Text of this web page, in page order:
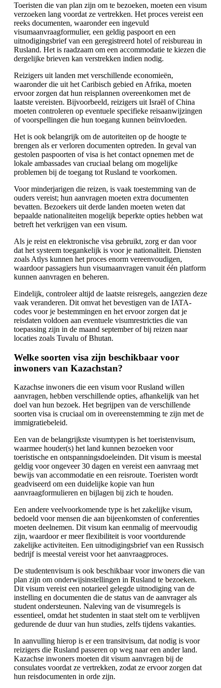
Toeristen die van plan zijn om te bezoeken, moeten een visum
verzoeken lang voordat ze vertrekken. Het proces vereist een
reeks documenten, waaronder een ingevuld
visumaanvraagformulier, een geldig paspoort en een
uitnodigingsbrief van een geregistreerd hotel of reisbureau in
Rusland. Het is raadzaam om een accommodatie te kiezen die
dergelijke brieven kan verstrekken indien nodig.
Reizigers uit landen met verschillende economieën,
waaronder die uit het Caribisch gebied en Afrika, moeten
ervoor zorgen dat hun reisplannen overeenkomen met de
laatste vereisten. Bijvoorbeeld, reizigers uit Israël of China
moeten controleren op eventuele specifieke reisaanwijzingen
of voorspellingen die hun toegang kunnen beïnvloeden.
Het is ook belangrijk om de autoriteiten op de hoogte te
brengen als er verloren documenten optreden. In geval van
gestolen paspoorten of visa is het contact opnemen met de
lokale ambassades van cruciaal belang om mogelijke
problemen bij de toegang tot Rusland te voorkomen.
Voor minderjarigen die reizen, is vaak toestemming van de
ouders vereist; hun aanvragen moeten extra documenten
bevatten. Bezoekers uit derde landen moeten weten dat
bepaalde nationaliteiten mogelijk beperkte opties hebben wat
betreft het verkrijgen van een visum.
Als je reist en elektronische visa gebruikt, zorg er dan voor
dat het systeem toegankelijk is voor je nationaliteit. Diensten
zoals Atlys kunnen het proces enorm vereenvoudigen,
waardoor passagiers hun visumaanvragen vanuit één platform
kunnen aanvragen en beheren.
Eindelijk, controleer altijd de laatste reisregels, aangezien deze
vaak veranderen. Dit omvat het bevestigen van de IATA-
codes voor je bestemmingen en het ervoor zorgen dat je
reisdaten voldoen aan eventuele visumrestricties die van
toepassing zijn in de maand september of bij reizen naar
locaties zoals Tuvalu of Bhutan.
Welke soorten visa zijn beschikbaar voor
inwoners van Kazachstan?
Kazachse inwoners die een visum voor Rusland willen
aanvragen, hebben verschillende opties, afhankelijk van het
doel van hun bezoek. Het begrijpen van de verschillende
soorten visa is cruciaal om in overeenstemming te zijn met de
immigratiebeleid.
Een van de belangrijkste visumtypen is het toeristenvisum,
waarmee houder(s) het land kunnen bezoeken voor
toeristische en ontspanningsdoeleinden. Dit visum is meestal
geldig voor ongeveer 30 dagen en vereist een aanvraag met
bewijs van accommodatie en een reisroute. Toeristen wordt
geadviseerd om een duidelijke kopie van hun
aanvraagformulieren en bijlagen bij zich te houden.
Een andere veelvoorkomende type is het zakelijke visum,
bedoeld voor mensen die aan bijeenkomsten of conferenties
moeten deelnemen. Dit visum kan eenmalig of meervoudig
zijn, waardoor er meer flexibiliteit is voor voortdurende
zakelijke activiteiten. Een uitnodigingsbrief van een Russisch
bedrijf is meestal vereist voor het aanvraagproces.
De studentenvisum is ook beschikbaar voor inwoners die van
plan zijn om onderwijsinstellingen in Rusland te bezoeken.
Dit visum vereist een notarieel gelegde uitnodiging van de
instelling en documenten die de status van de aanvrager als
student ondersteunen. Naleving van de visumregels is
essentieel, omdat het studenten in staat stelt om te verblijven
gedurende de duur van hun studies, zelfs tijdens vakanties.
In aanvulling hierop is er een transitvisum, dat nodig is voor
reizigers die Rusland passeren op weg naar een ander land.
Kazachse inwoners moeten dit visum aanvragen bij de
consulates voordat ze vertrekken, zodat ze ervoor zorgen dat
hun reisdocumenten in orde zijn.